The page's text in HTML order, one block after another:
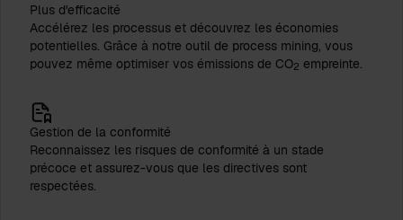
Plus d'efficacité
Accélérez les processus et découvrez les économies
potentielles. Grâce à notre outil de process mining, vous
pouvez même optimiser vos émissions de CO2 empreinte.
Gestion de la conformité
Reconnaissez les risques de conformité à un stade
précoce et assurez-vous que les directives sont
respectées.